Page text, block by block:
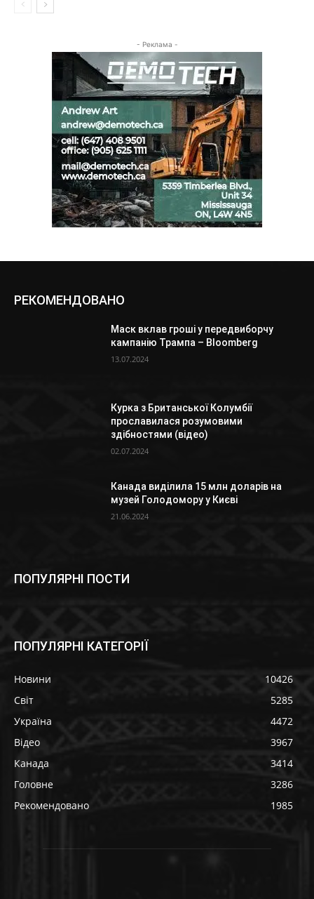
- Реклама -
РЕКОМЕНДОВАНО
Маск вклав гроші у передвиборчу
кампанію Трампа – Bloomberg
13.07.2024
Курка з Британської Колумбії
прославилася розумовими
здібностями (відео)
02.07.2024
Канада виділила 15 млн доларів на
музей Голодомору у Києві
21.06.2024
ПОПУЛЯРНІ ПОСТИ
ПОПУЛЯРНІ КАТЕГОРІЇ
Новини
10426
Світ
5285
Україна
4472
Відео
3967
Канада
3414
Головне
3286
Рекомендовано
1985